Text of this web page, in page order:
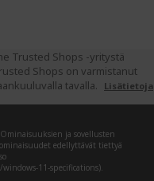
Trusted Shops -yritystä
Shops on varmistanut
tavalla.
Lisätietoja
ja sovellusten
edellyttävät tiettyä
11-specifications).